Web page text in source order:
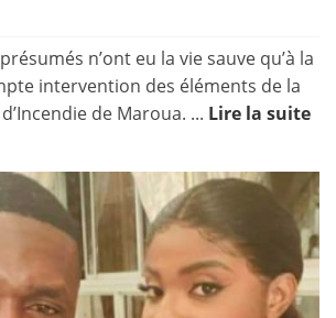
n’ont eu la vie sauve qu’à la
intervention des éléments de la
de Maroua. ... Lire la suite